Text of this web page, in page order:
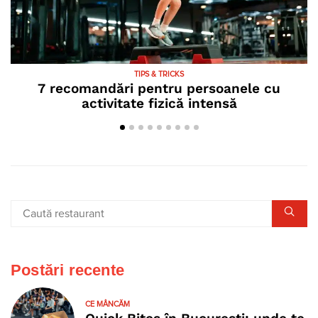
TIPS & TRICKS
7 recomandări pentru persoanele cu
activitate fizică intensă
Postări recente
CE MÂNCĂM